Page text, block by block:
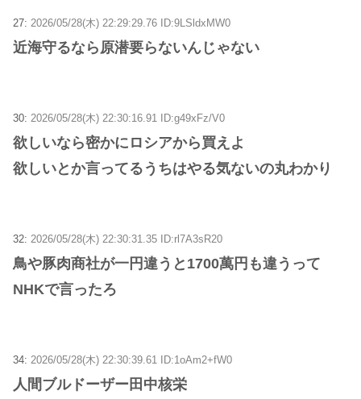
27: 2026/05/28(木) 22:29:29.76 ID:9LSldxMW0
近海守るなら原潜要らないんじゃない
30: 2026/05/28(木) 22:30:16.91 ID:g49xFz/V0
欲しいなら密かにロシアから買えよ
欲しいとか言ってるうちはやる気ないの丸わかり
32: 2026/05/28(木) 22:30:31.35 ID:rl7A3sR20
鳥や豚肉商社が一円違うと1700萬円も違うって
NHKで言ったろ
34: 2026/05/28(木) 22:30:39.61 ID:1oAm2+fW0
人間ブルドーザー田中核栄